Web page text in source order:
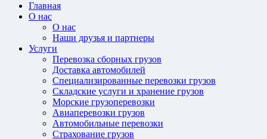
Главная
О нас
О нас
Наши друзья и партнеры
Услуги
Перевозка сборных грузов
Доставка автомобилей
Специализированные перевозки грузов
Складские услуги и хранение грузов
Морские грузоперевозки
Авиаперевозки грузов
Автомобильные перевозки
Страхование грузов